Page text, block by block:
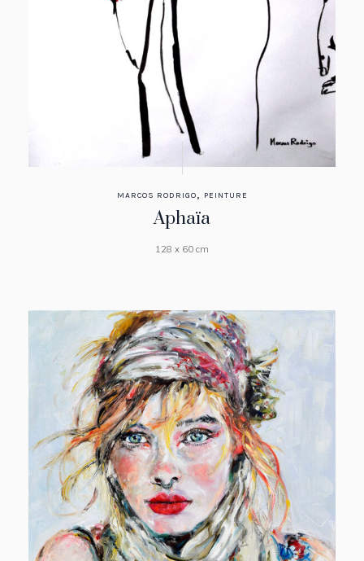
MARCOS RODRIGO, PEINTURE
Aphaïa
128 x 60 cm